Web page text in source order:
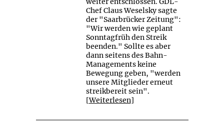
Chef Claus Weselsky sagte
der "Saarbrücker Zeitung":
"Wir werden wie geplant
Sonntagfrüh den Streik
beenden." Sollte es aber
dann seitens des Bahn-
Managements keine
Bewegung geben, "werden
unsere Mitglieder erneut
streikbereit sein".
[Weiterlesen]